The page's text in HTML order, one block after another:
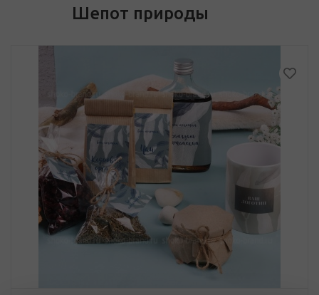
Шепот природы